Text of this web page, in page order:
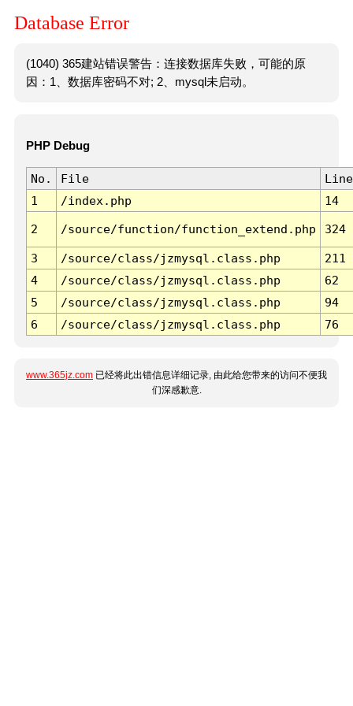
Database Error
(1040) 365建站错误警告：连接数据库失败，可能的原
因：1、数据库密码不对; 2、mysql未启动。
PHP Debug
No. File
Line
1
/index.php 14
2 /source/function/function_extend.php 324
3 /source/class/jzmysql.class.php
211
4
/source/class/jzmysql.class.php
62
5
/source/class/jzmysql.class.php
94
6
/source/class/jzmysql.class.php 76
www.365jz.com 已经将此出错信息详细记录, 由此给您带来的访问不便我
们深感歉意.